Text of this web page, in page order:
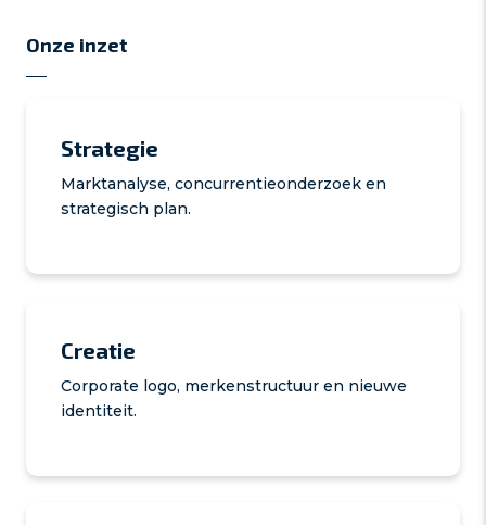
Onze inzet
Strategie
Marktanalyse, concurrentieonderzoek en
strategisch plan.
Creatie
Corporate logo, merkenstructuur en nieuwe
identiteit.